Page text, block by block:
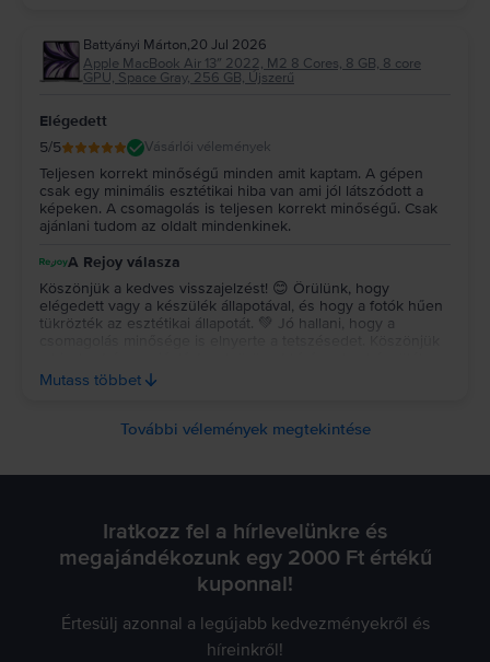
Battyányi Márton,20 Jul 2026
Apple MacBook Air 13″ 2022, M2 8 Cores, 8 GB, 8 core
GPU, Space Gray, 256 GB, Újszerű
Elégedett
5/5 Vásárlói vélemények
Teljesen korrekt minőségű minden amit kaptam. A gépen
csak egy minimális esztétikai hiba van ami jól látszódott a
képeken. A csomagolás is teljesen korrekt minőségű. Csak
ajánlani tudom az oldalt mindenkinek.
A Rejoy válasza
Köszönjük a kedves visszajelzést! 😊 Örülünk, hogy
elégedett vagy a készülék állapotával, és hogy a fotók hűen
tükrözték az esztétikai állapotát. 💚 Jó hallani, hogy a
használatához! ✨ Köszönjük a kedves visszajelzést! 😊
hallani, hogy a csomagolás minősége is elnyerte a
Mutass többet
További vélemények megtekintése
Iratkozz fel a hírlevelünkre és
megajándékozunk egy 2000 Ft értékű
kuponnal!
Értesülj azonnal a legújabb kedvezményekről és
híreinkről!